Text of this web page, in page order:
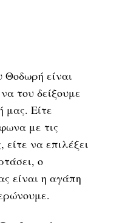
Θοδωρή είναι
του δείξουμε
μας. Είτε
με τις
να επιλέξει
ο
είναι η αγάπη